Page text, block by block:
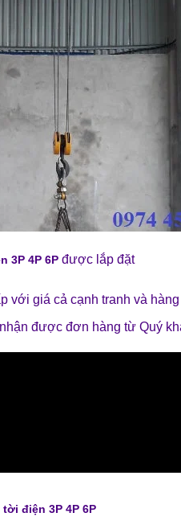
3P 4P 6Pđược lắp đặt
với giá cả cạnh tranh và
được đơn hàng từ Quý
tời điện 3P 4P 6P